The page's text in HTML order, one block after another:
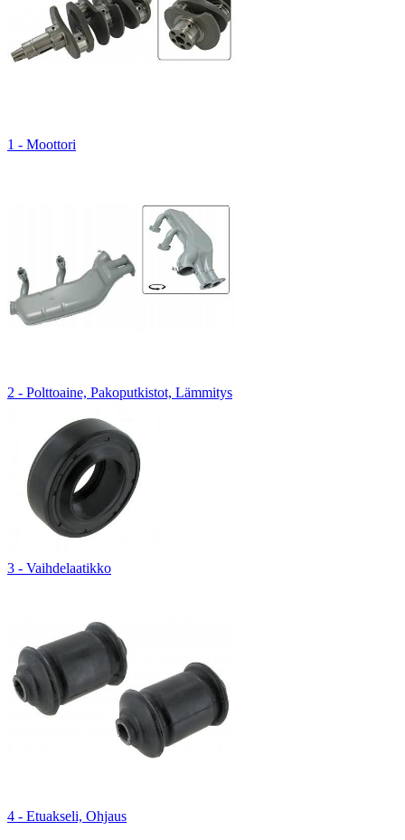
1 - Moottori
2 - Polttoaine, Pakoputkistot, Lämmitys
3 - Vaihdelaatikko
4 - Etuakseli, Ohjaus